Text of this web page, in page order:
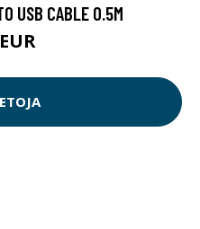
USB CABLE 0.5M